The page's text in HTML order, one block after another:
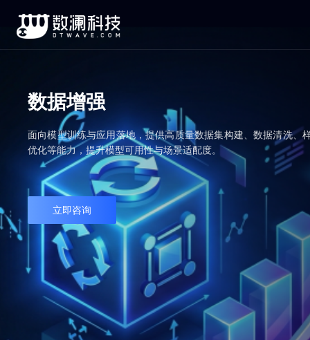
数据增强
面向模型训练与应用落地，提供高质量数据集构建、数据清洗、
优化等能力，提升模型可用性与场景适配度。
立即咨询